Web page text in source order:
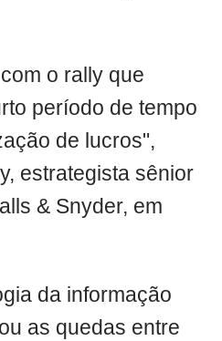
o rally que
período de tempo
de lucros",
estrategista sênior
& Snyder, em
da informação
as quedas entre